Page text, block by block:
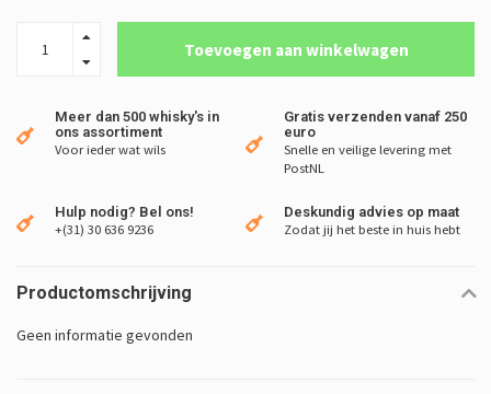
Toevoegen aan winkelwagen
Meer dan 500 whisky's in
ons assortiment
Voor ieder wat wils
Gratis verzenden vanaf 250
euro
Snelle en veilige levering met
PostNL
Hulp nodig? Bel ons!
+(31) 30 636 9236
Deskundig advies op maat
Zodat jij het beste in huis hebt
Productomschrijving
Geen informatie gevonden